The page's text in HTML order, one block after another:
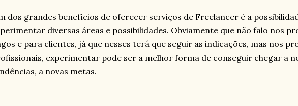
dos grandes benefícios de oferecer serviços de Freelancer é a
diversas áreas e possibilidades. Obviamente que não falo nos
e para clientes, já que nesses terá que seguir as indicações, mas nos
experimentar pode ser a melhor forma de conseguir chegar a
a novas metas.